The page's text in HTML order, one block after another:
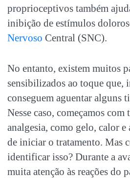
proprioceptivos também
inibição de estímulos
Nervoso Central (SNC).
No entanto, existem muitos
sensibilizados ao toque que,
conseguem aguentar alguns
Nesse caso, começamos com
analgesia, como gelo, calor e
de iniciar o tratamento. Mas
identificar isso? Durante a
muita atenção às reações do